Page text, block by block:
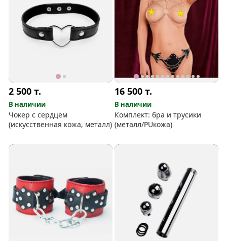
2 500т.
В наличии
Чокер с сердцем
(искусственная кожа, металл)
16 500т.
В наличии
Комплект: бра и трусики
(металл/PUкожа)